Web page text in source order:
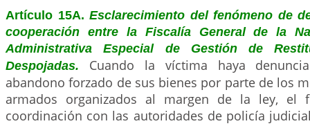
Artículo 15A.Esclarecimiento del fenómeno de
cooperación entre la Fiscalía General de la
Administrativa Especial de Gestión de
Despojadas. Cuando la víctima haya
abandono forzado de sus bienes por parte de los
armados organizados al margen de la ley, el
coordinación con las autoridades de policía